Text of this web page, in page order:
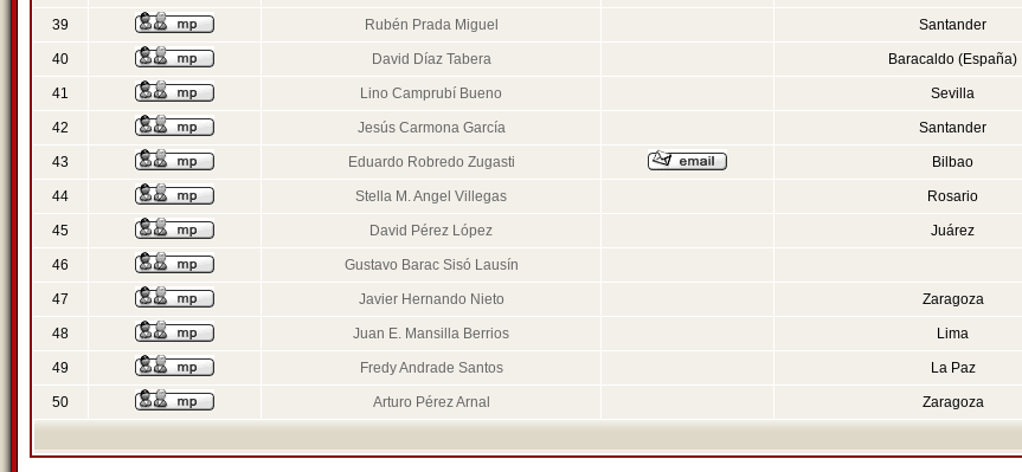
39 Rubén Prada Miguel Santander
40 David Díaz Tabera Baracaldo (España)
41 Lino Camprubí Bueno Sevilla
42 Jesús Carmona García Santander
43 Eduardo Robredo Zugasti Bilbao
44 Stella M. Angel Villegas Rosario
45 David Pérez López Juárez
46 Gustavo Barac Sisó Lausín
47 Javier Hernando Nieto Zaragoza
48 Juan E. Mansilla Berrios Lima
49 Fredy Andrade Santos La Paz
50 Arturo Pérez Arnal Zaragoza